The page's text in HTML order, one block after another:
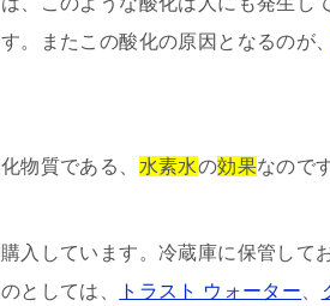
。またこの酸化の原因となるのが、
物質である、 水素水の効果なので
入しています。冷蔵庫に保管して
としては、 トラスト ウォーター